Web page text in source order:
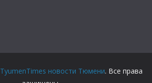
TyumenTimes новости Тюмени. Все права